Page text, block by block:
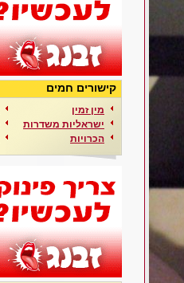
קישורים חמים
מין זמין
ישראליות משדרות
הכרויות